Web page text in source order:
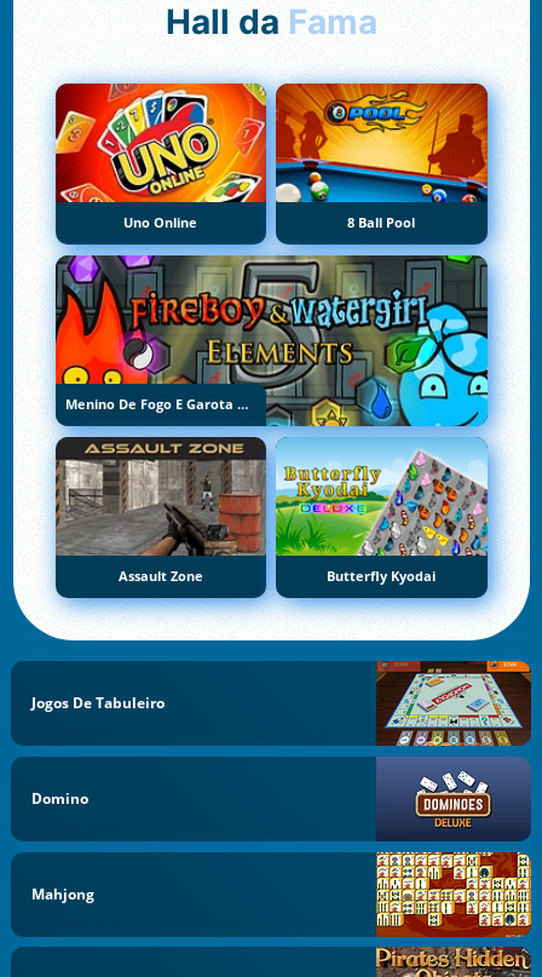
Hall da Fama
Uno Online 8 Ball Pool
Menino De Fogo E Garota De Água 5: Elementos
Assault Zone Butterfly Kyodai
Jogos De Tabuleiro
Domino
Mahjong